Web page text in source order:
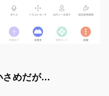
さめだが…